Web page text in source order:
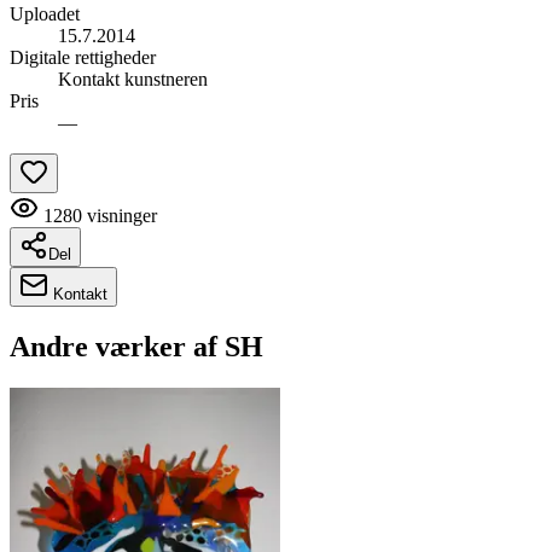
Uploadet
15.7.2014
Digitale rettigheder
Kontakt kunstneren
Pris
—
1280 visninger
Del
Kontakt
Andre værker af SH